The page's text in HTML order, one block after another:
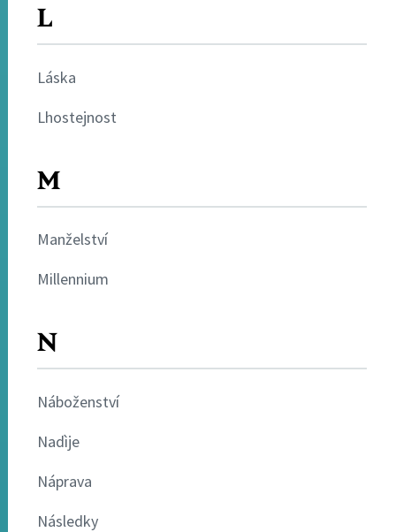
L
Láska
Lhostejnost
M
Manželství
Millennium
N
Náboženství
Nadìje
Náprava
Následky